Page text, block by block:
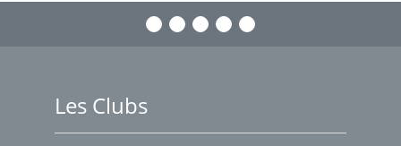
Les Clubs